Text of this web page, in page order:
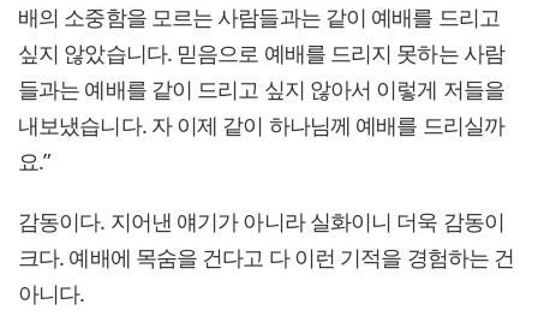
배의 소중함을 모르는 사람들과는 같이 예배를 드리고
싶지 않았습니다. 믿음으로 예배를 드리지 못하는 사람
들과는 예배를 같이 드리고 싶지 않아서 이렇게 저들을
내보냈습니다. 자 이제 같이 하나님께 예배를 드리실까
요.”
감동이다. 지어낸 얘기가 아니라 실화이니 더욱 감동이
크다. 예배에 목숨을 건다고 다 이런 기적을 경험하는 건
아니다.